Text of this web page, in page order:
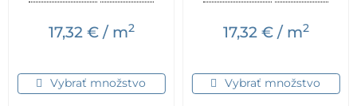
17,32 €/ m2
Vybrať množstvo
17,32 €/ m2
Vybrať množstvo